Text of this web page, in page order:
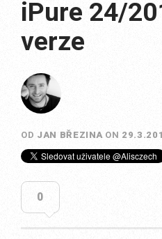
iPure 24/
verze
OD JAN BŘEZINA ON
0